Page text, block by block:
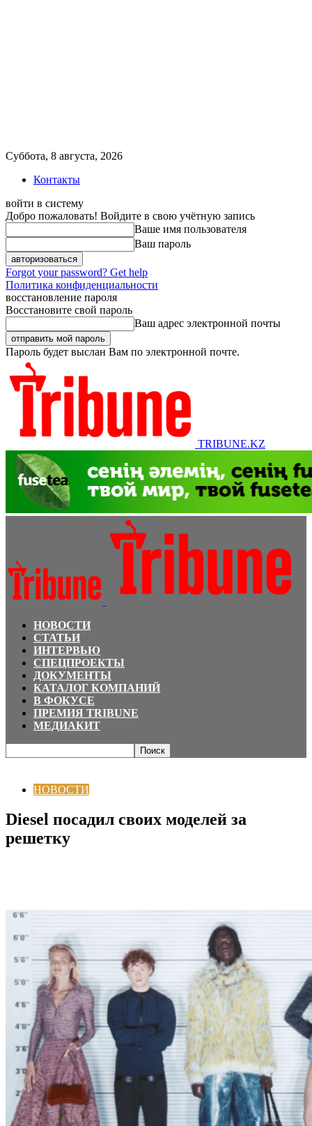
Суббота, 8 августа, 2026
Контакты
войти в систему
Добро пожаловать! Войдите в свою учётную запись
Ваше имя пользователя
Ваш пароль
Forgot your password? Get help
Политика конфиденциальности
восстановление пароля
Восстановите свой пароль
Ваш адрес электронной почты
Пароль будет выслан Вам по электронной почте.
TRIBUNE.KZ
НОВОСТИ
СТАТЬИ
ИНТЕРВЬЮ
СПЕЦПРОЕКТЫ
ДОКУМЕНТЫ
КАТАЛОГ КОМПАНИЙ
В ФОКУСЕ
ПРЕМИЯ TRIBUNE
МЕДИАКИТ
НОВОСТИ
Diesel посадил своих моделей за
решетку